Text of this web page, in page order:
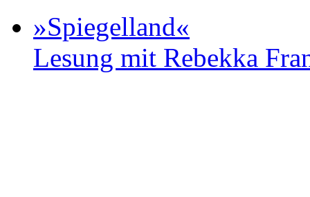
»Spiegelland«
Lesung mit Rebekka